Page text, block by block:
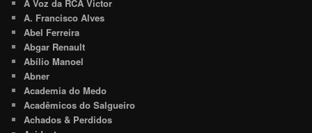
A Voz da RCA Victor
A. Francisco Alves
Abel Ferreira
Abgar Renault
Abílio Manoel
Abner
Academia do Medo
Acadêmicos do Salgueiro
Achados & Perdidos